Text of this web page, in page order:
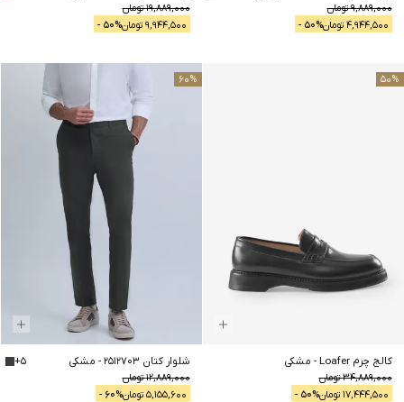
9,889,000تومان
4,944,500 تومان 50% -
19,889,000تومان
9,944,500 تومان 50% -
50%
کالج چرم Loafer - مشکی
34,889,000تومان
17,444,500 تومان 50% -
60%
شلوار کتان 2512703 - مشکی
12,889,000تومان
5,155,600 تومان 60% -
+5